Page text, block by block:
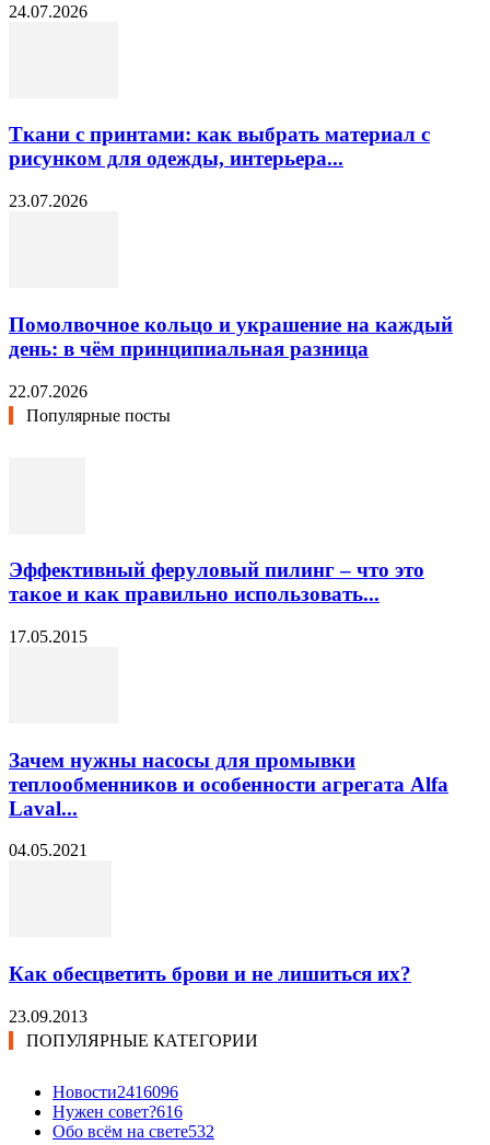
24.07.2026
Ткани с принтами: как выбрать материал с
рисунком для одежды, интерьера...
23.07.2026
Помолвочное кольцо и украшение на каждый
день: в чём принципиальная разница
22.07.2026
Популярные посты
Эффективный феруловый пилинг – что это
такое и как правильно использовать...
17.05.2015
Зачем нужны насосы для промывки
теплообменников и особенности агрегата Alfa
Laval...
04.05.2021
Как обесцветить брови и не лишиться их?
23.09.2013
ПОПУЛЯРНЫЕ КАТЕГОРИИ
Новости2416096
Нужен совет?616
Обо всём на свете532